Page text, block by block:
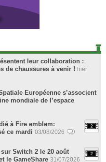
leur collaboration :
de chaussures à venir ! hier
Européenne s’associent
mondiale de l’espace
à Fire emblem:
ce mardi 03/08/2026
Switch 2 le 20 août
le GameShare 31/07/2026